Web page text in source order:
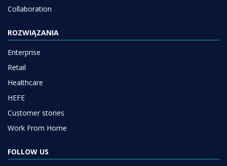
Collaboration
ROZWIĄZANIA
Enterprise
Retail
Healthcare
HEFE
Customer stories
Work From Home
FOLLOW US